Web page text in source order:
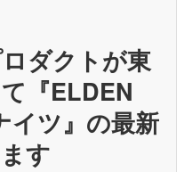
ダクトが東
『ELDEN
イツ』の最新
す